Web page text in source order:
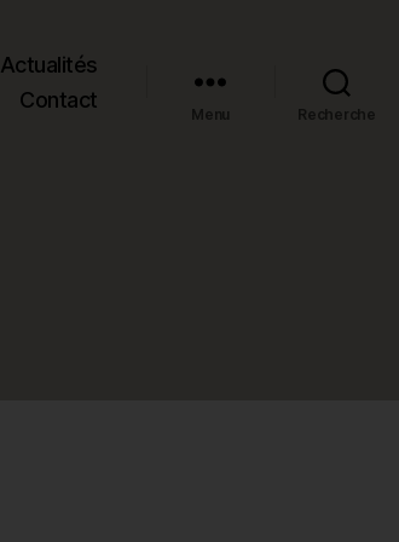
Actualités
Contact
Menu Recherche